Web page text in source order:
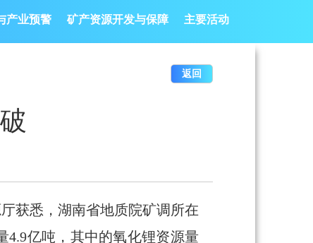
产业预警 矿产资源开发与保障 主要活动
返回
获悉，湖南省地质院矿调所在
4.9亿吨，其中的氧化锂资源量